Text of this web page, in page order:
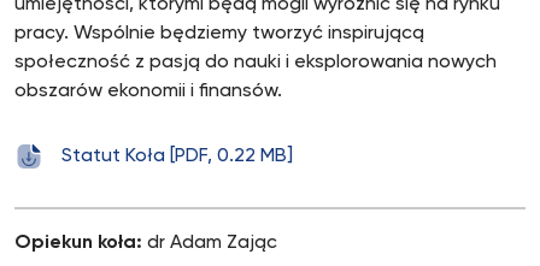
umiejętności, którymi będą mogli wyróżnić się na rynku
pracy. Wspólnie będziemy tworzyć inspirującą
społeczność z pasją do nauki i eksplorowania nowych
obszarów ekonomii i finansów.
Statut Koła [PDF, 0.22 MB]
Opiekun koła: dr Adam Zając